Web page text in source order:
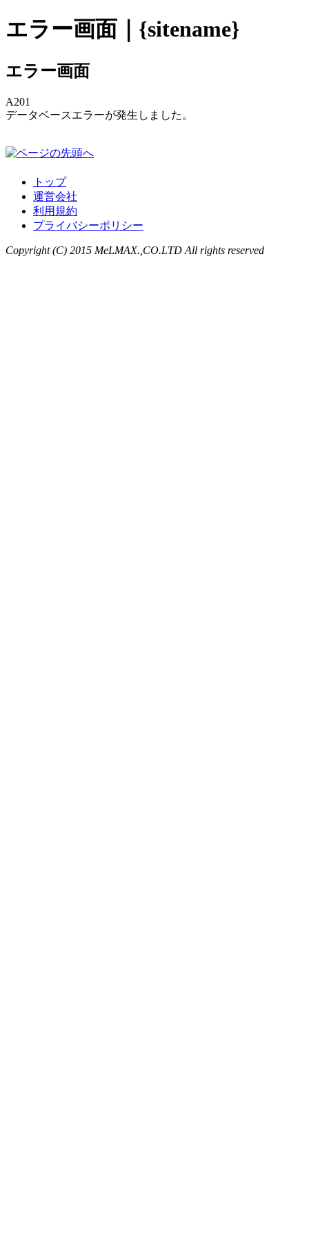
エラー画面｜{sitename}
エラー画面
A201
データベースエラーが発生しました。
トップ
運営会社
利用規約
プライバシーポリシー
Copyright (C) 2015 MeLMAX.,CO.LTD All rights reserved